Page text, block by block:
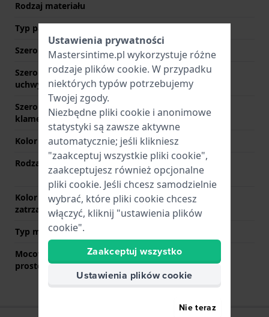
Rodzaj materiału
Typ paska
Szerokość uchwytu
19 mm
Szerokość między
uchwytami
19 mm
Szerokość paska przy
klamerce
19 mm
Kolor paska
Srebrny
Rodzaj zapięcia
NIewidoczne zapięcie
motylkowe
Kolor zapięcia
zatrzaskowego
Srebrny
Typ mocowania
Mocowanie za pomocą
prostego bolca
Nie
Ustawienia prywatności
Mastersintime.pl wykorzystuje różne
rodzaje plików cookie. W przypadku
niektórych typów potrzebujemy
Twojej zgody.
Niezbędne pliki cookie i anonimowe
statystyki są zawsze aktywne
automatycznie; jeśli klikniesz
"zaakceptuj wszystkie pliki cookie",
zaakceptujesz również opcjonalne
pliki cookie. Jeśli chcesz samodzielnie
wybrać, które pliki cookie chcesz
włączyć, kliknij "ustawienia plików
cookie".
Zaakceptuj wszystko
Ustawienia plików cookie
Nie teraz